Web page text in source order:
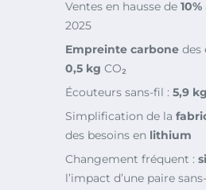
Ventes en hausse de 10%
2025
Empreinte carbone des
0,5 kg CO₂
Écouteurs sans-fil : 5,9 kg
Simplification de la
des besoins en lithium
Changement fréquent :
l’impact d’une paire